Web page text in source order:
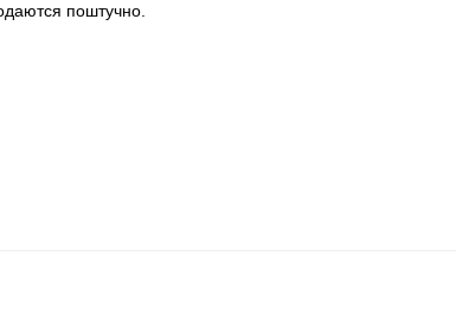
поштучно.